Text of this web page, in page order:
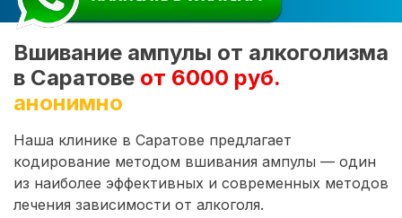
Вшивание ампулы от алкоголизма
в Саратове от 6000 руб.
анонимно
Наша клинике в Саратове предлагает
кодирование методом вшивания ампулы — один
из наиболее эффективных и современных методов
лечения зависимости от алкоголя.